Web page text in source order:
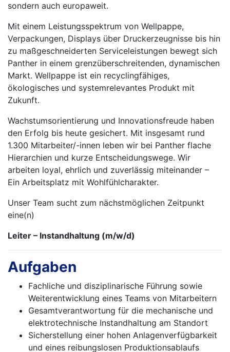
sondern auch europaweit.
Mit einem Leistungsspektrum von Wellpappe,
Verpackungen, Displays über Druckerzeugnisse bis hin
zu maßgeschneiderten Serviceleistungen bewegt sich
Panther in einem grenzüber­schrei­tenden, dyna­mi­schen
Markt. Wellpappe ist ein recyclingfähiges,
ökologisches und system­relevantes Produkt mit
Zukunft.
Wachstumsorientierung und Innovationsfreude haben
den Erfolg bis heute gesichert. Mit ins­gesamt rund
1.300 Mitarbeiter/-innen leben wir bei Panther flache
Hierarchien und kurze Ent­schei­dungswege. Wir
arbeiten loyal, ehrlich und zuverlässig miteinander –
Ein Arbeitsplatz mit Wohlfühlcharakter.
Unser Team sucht zum nächstmöglichen Zeitpunkt
eine(n)
Leiter – Instandhaltung (m/w/d)
Aufgaben
Fachliche und disziplinarische Führung sowie
Weiterentwicklung eines Teams von Mitarbeitern
Gesamtverantwortung für die mechanische und
elektrotechnische Instandhaltung am Standort
Sicherstellung einer hohen Anlagenverfügbarkeit
und eines reibungslosen Produktionsablaufs